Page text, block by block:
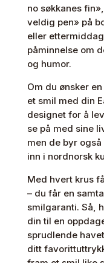
no søkkanes
veldig pen» på
eller
påminnelse om
og humor.
Om du ønsker
et smil med din
designet for å
se på med sine
men de byr
inn i nordnorsk
Med hvert krus
– du får en
smilgaranti. Så,
din til en
sprudlende
ditt